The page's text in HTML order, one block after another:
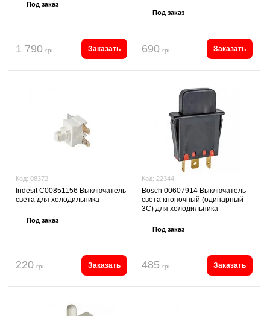
Под заказ
1 790 грн Заказать
Под заказ
690 грн Заказать
Код: 08372
Indesit C00851156 Выключатель
света для холодильника
Под заказ
220 грн Заказать
Код: 22344
Bosch 00607914 Выключатель
света кнопочный (одинарный
3C) для холодильника
Под заказ
485 грн Заказать